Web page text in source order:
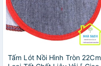
Tấm Lót Nồi Hình Tròn 22Cm